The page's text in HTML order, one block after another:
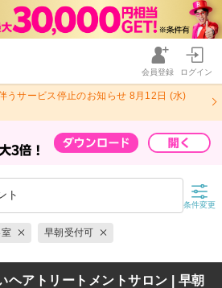
会員登録 ログイン
うサービス停止のお知らせ 8月12日 (水)
ト
条件変更
室 早朝受付可
ヘアトリートメントサロン | 早朝